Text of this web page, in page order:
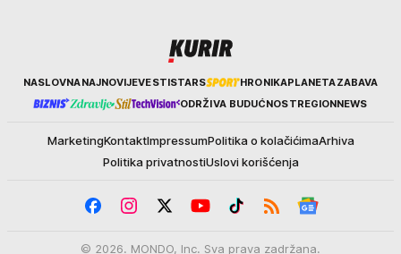
KurirNASLOVNANAJNOVIJEVESTISTARS HRONIKAPLANETAZABAVA
ODRŽIVA BUDUĆNOSTREGIONNEWS
MarketingKontaktImpressumPolitika o kolačićimaArhiva
Politika privatnostiUslovi korišćenja
© 2026. MONDO, Inc. Sva prava zadržana.